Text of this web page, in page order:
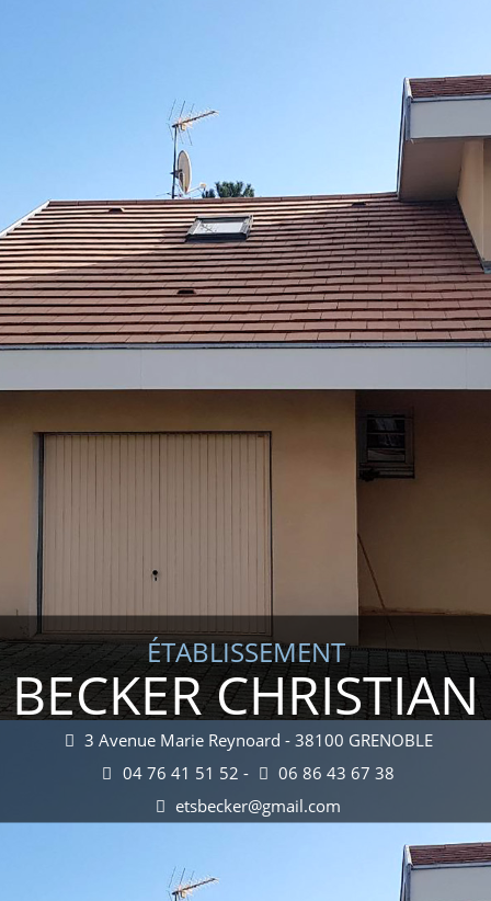
ÉTABLISSEMENT
BECKER CHRISTIAN
3 Avenue Marie Reynoard - 38100 GRENOBLE
04 76 41 51 52 -
06 86 43 67 38
etsbecker@gmail.com